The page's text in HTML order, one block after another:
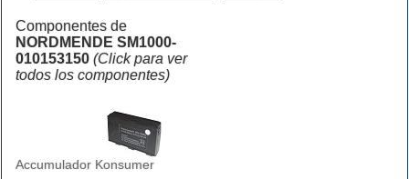
Componentes de
NORDMENDE SM1000-
010153150 (Click para ver
todos los componentes)
Accumulador Konsumer